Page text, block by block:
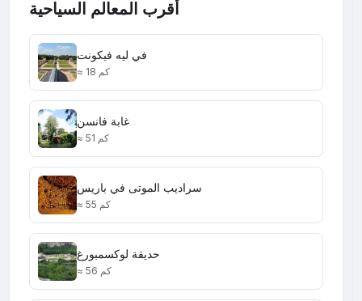
أقرب المعالم السياحية
في ليه فيكونت
≈ 18 كم
غابة فانسن
≈ 51 كم
سراديب الموتى في باريس
≈ 55 كم
حديقة لوكسمبورغ
≈ 56 كم